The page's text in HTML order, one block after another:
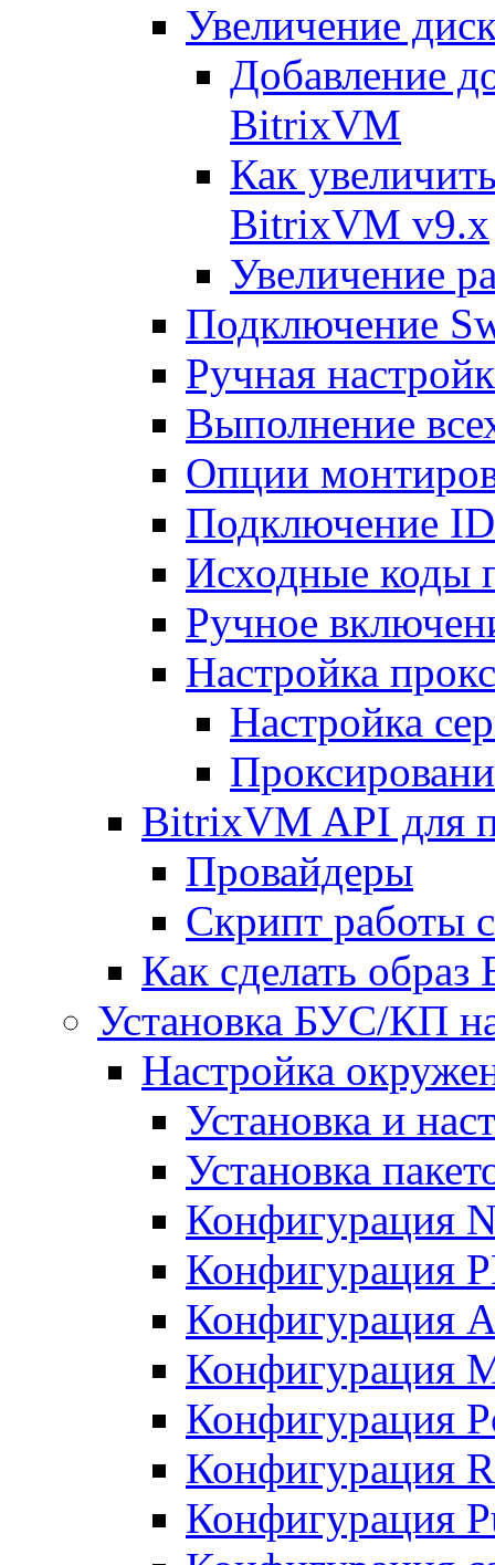
Увеличение
Добавление
BitrixVM
Как
BitrixVM v9.x
Увеличение
Подключение
Ручная
Выполнение
Опции
Подключение
Исходные коды
Ручное
Настройка
Настройка
BitrixVM API для
Провайдеры
Скрипт работы
Как сделать
Установка БУС/КП
Настройка
Установка и
Установка
Конфигурация
Конфигурация
Конфигурация
Конфигурация
Конфигурация
Конфигурация
Конфигурация